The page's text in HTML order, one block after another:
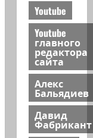
Youtube
Youtube
главного
редактора
сайта
Алекс
Бальядиев
Давид
Фабрикант